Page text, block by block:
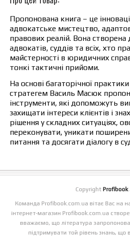
Пропонована книга – це
адвокатське мистецтво,
правових реалій. Вона створена
адвокатів, суддів та всіх, хто
майстерності в юридичних
тонкі тактичні прийоми.
На основі багаторічної
стратегем Василь Масюк
інструменти, які допоможуть
захищати інтереси клієнтів і
рішення у складних ситуаціях,
переконувати, уникати
питання та досягати діалогу в
Copyright Profibook
Команда Profibook.com.ua вітає Вас на
інтернет-магазин Profibook.com.ua
вважаємо, що література
підтримувати той рівень знань,